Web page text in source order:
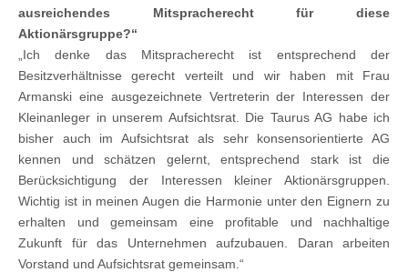
ausreichendes Mitspracherecht für diese
Aktionärsgruppe?“
„Ich denke das Mitspracherecht ist entsprechend der
Besitzverhältnisse gerecht verteilt und wir haben mit Frau
Armanski eine ausgezeichnete Vertreterin der Interessen der
Kleinanleger in unserem Aufsichtsrat. Die Taurus AG habe ich
bisher auch im Aufsichtsrat als sehr konsensorientierte AG
kennen und schätzen gelernt, entsprechend stark ist die
Berücksichtigung der Interessen kleiner Aktionärsgruppen.
Wichtig ist in meinen Augen die Harmonie unter den Eignern zu
erhalten und gemeinsam eine profitable und nachhaltige
Zukunft für das Unternehmen aufzubauen. Daran arbeiten
Vorstand und Aufsichtsrat gemeinsam.“